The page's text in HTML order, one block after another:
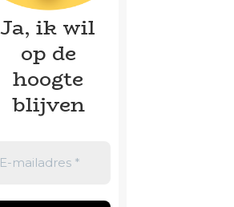
Ja, ik wil
op de
hoogte
blijven